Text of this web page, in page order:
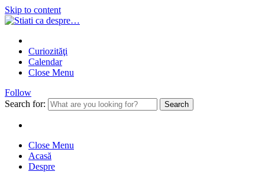
Skip to content
Curiozităţi
Calendar
Close Menu
Follow
Search for:
Close Menu
Acasă
Despre